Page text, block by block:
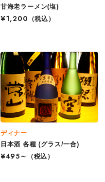
甘海老ラーメン(塩)
¥1,200
（税込）
ディナー
日本酒 各種 (グラス/一合)
¥495～
（税込）